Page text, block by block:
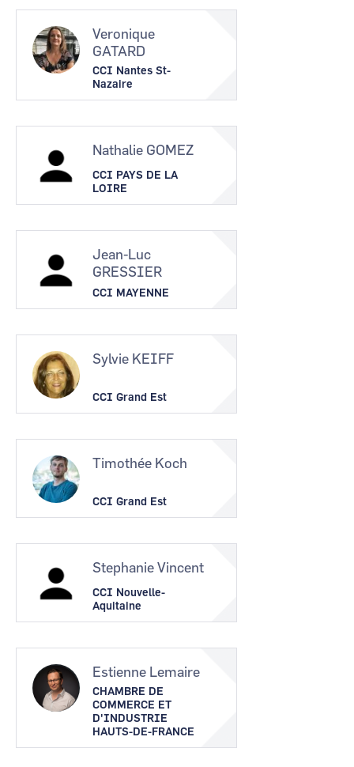
Veronique
GATARD
CCI Nantes St-
Nazaire
Nathalie GOMEZ
CCI PAYS DE LA
LOIRE
Jean-Luc
GRESSIER
CCI MAYENNE
Sylvie KEIFF
CCI Grand Est
Timothée Koch
CCI Grand Est
Stephanie Vincent
CCI Nouvelle-
Aquitaine
Estienne Lemaire
CHAMBRE DE
COMMERCE ET
D'INDUSTRIE
HAUTS-DE-FRANCE